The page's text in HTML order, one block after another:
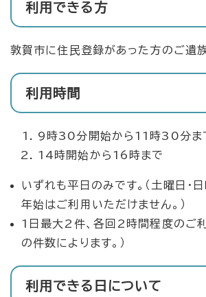
利用できる方
敦賀市に住民登録があった方のご遺
利用時間
9時30分開始から11時30分ま
14時開始から16時まで
いずれも平日のみです。（土曜日・
年始はご利用いただけません。）
1日最大2件、各回2時間程度のご利
の件数によります。）
利用できる日について